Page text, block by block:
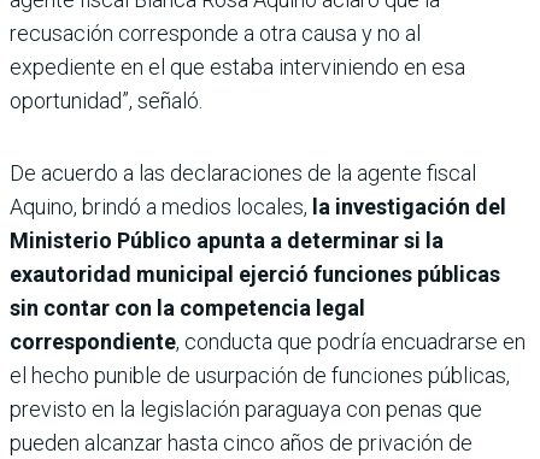
recusación corresponde a otra causa y no al
expediente en el que estaba interviniendo en esa
oportunidad”, señaló.
De acuerdo a las declaraciones de la agente fiscal
Aquino, brindó a medios locales, la investigación del
Ministerio Público apunta a determinar si la
exautoridad municipal ejerció funciones públicas
sin contar con la competencia legal
correspondiente, conducta que podría encuadrarse en
el hecho punible de usurpación de funciones públicas,
previsto en la legislación paraguaya con penas que
pueden alcanzar hasta cinco años de privación de